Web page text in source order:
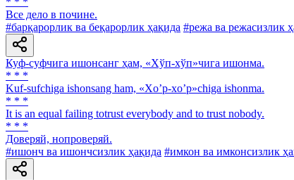
Все дело в почине.
#барқарорлик ва беқарорлик ҳақида #режа ва режасизлик
Куф-суфчига ишонсанг ҳам, «Хўп-хўп»чига ишонма.
* * *
Kuf-sufchiga ishonsang ham, «Xo’p-xo’p»chiga ishonma.
* * *
It is an equal failing totrust everybody and to trust nobody.
* * *
Доверяй, нопроверяй.
#ишонч ва ишончсизлик ҳақида #имкон ва имконсизлик